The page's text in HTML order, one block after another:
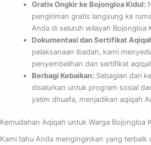
Gratis Ongkir ke Bojongloa Kidul:
pengiriman gratis langsung ke
Anda di seluruh wilayah Bojongloa
Dokumentasi dan Sertifikat
pelaksanaan ibadah, kami
penyembelihan dan sertifikat
Berbagi Kebaikan:Sebagian dari
disalurkan untuk program sosial
yatim dhuafa, menjadikan aqiqah
Kemudahan Aqiqah untuk Warga Bojongloa
Kami tahu Anda menginginkan yang terbaik